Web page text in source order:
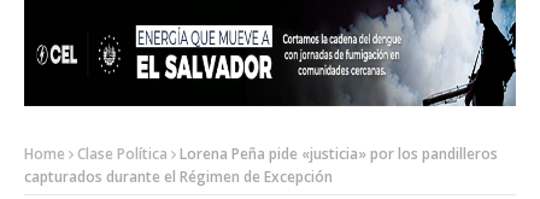
Home Clase Política
Lorena Peña pide «justicia» por los pandilleros
capturados durante el Régimen de Excepción